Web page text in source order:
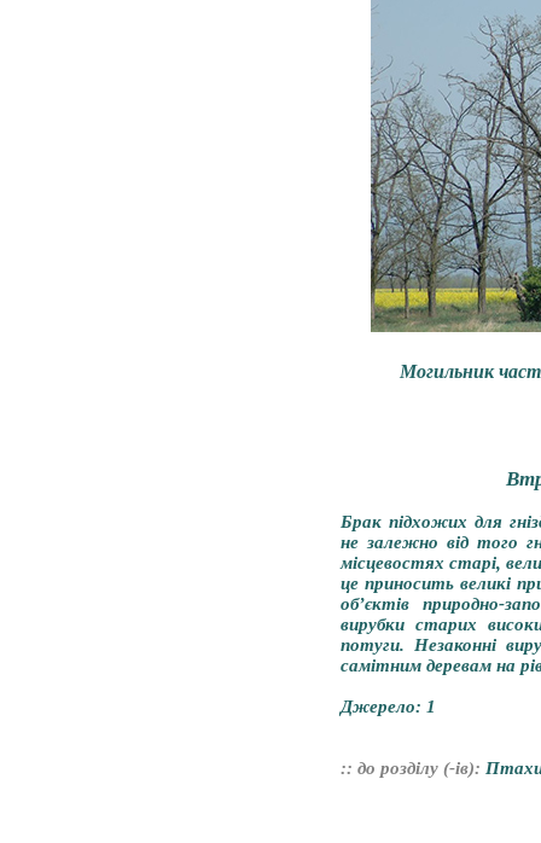
Могильник
Брак підхожих для
не залежно від того
місцевостях старі,
це приносить великі
об’єктів природно-
вирубки старих
потуги. Незаконні
самітним деревам на
Джерело: 1
:: до розділу (-ів):